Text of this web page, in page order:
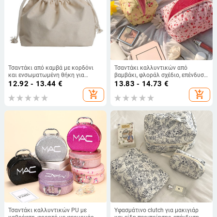
Τσαντάκι από καμβά με κορδόνι
και ενσωματωμένη θήκη για
γυναίκες — καθημερινή χρήση;
Κωδικός προϊόντος 4ktb5xmg;
Υλικό: Άλλο; Εσωτερική επένδυση:
12.92 - 13.44 €
add_shopping_cart
Τσαντάκι καλλυντικών από
βαμβάκι, φλοράλ σχέδιο, επένδυση
από βαμβάκι, διαχωρισμός στεγνά/
υγρά, για γυναίκες, καθημερινή
χρήση
13.83 - 14.73 €
add_shopping_cart
Τσαντάκι καλλυντικών PU με
Υφασμάτινο clutch για μακιγιάρ